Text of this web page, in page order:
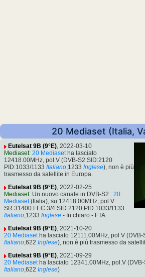
20 Mediaset (Italia,
Eutelsat 9B (9°E), 2022-03-10
Mediaset: 20 Mediasetha lasciato
12418.00MHz, pol.V (DVB-S2 SID:2120
PID:1033/1133 Italiano,1233 Inglese), non è più
trasmesso da satellite in Europa.
Eutelsat 9B (9°E), 2022-02-25
Mediaset: Un nuovo canale in DVB-S2 : 20
Mediaset(Italia), su 12418.00MHz, pol.V
SR:31400 FEC:3/4 SID:2120 PID:1033/1133
Italiano,1233 Inglese - In chiaro - FTA.
Eutelsat 9B (9°E), 2021-10-20
20 Mediasetha lasciato 12111.00MHz, pol.V
Italiano,622 Inglese), non è più trasmesso da
Eutelsat 9B (9°E), 2021-09-29
20 Mediasetha lasciato 12341.00MHz, pol.V
Italiano,622 Inglese)